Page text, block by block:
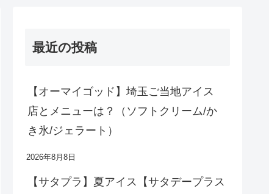
最近の投稿
【オーマイゴッド】埼玉ご当地アイス
店とメニューは？（ソフトクリーム/か
き氷/ジェラート）
2026年8月8日
【サタプラ】夏アイス【サタデープラス